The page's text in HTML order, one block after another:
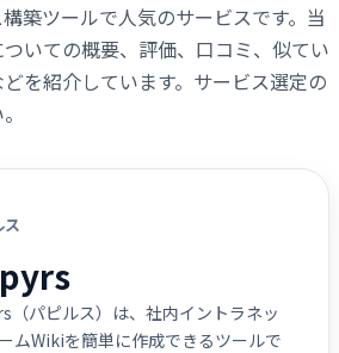
築ツールで人気のサービスです。当
いての概要、評価、口コミ、似てい
を紹介しています。サービス選定の
ス
（パピルス）は、社内イントラネッ
ムWikiを簡単に作成できるツールで